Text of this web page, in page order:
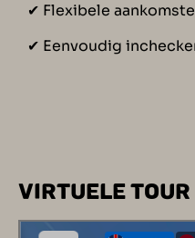
✔︎ Flexibele
✔︎ Eenvoudig
VIRTUELE TOUR